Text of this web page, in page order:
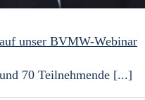
unser BVMW-Webinar
70 Teilnehmende [...]